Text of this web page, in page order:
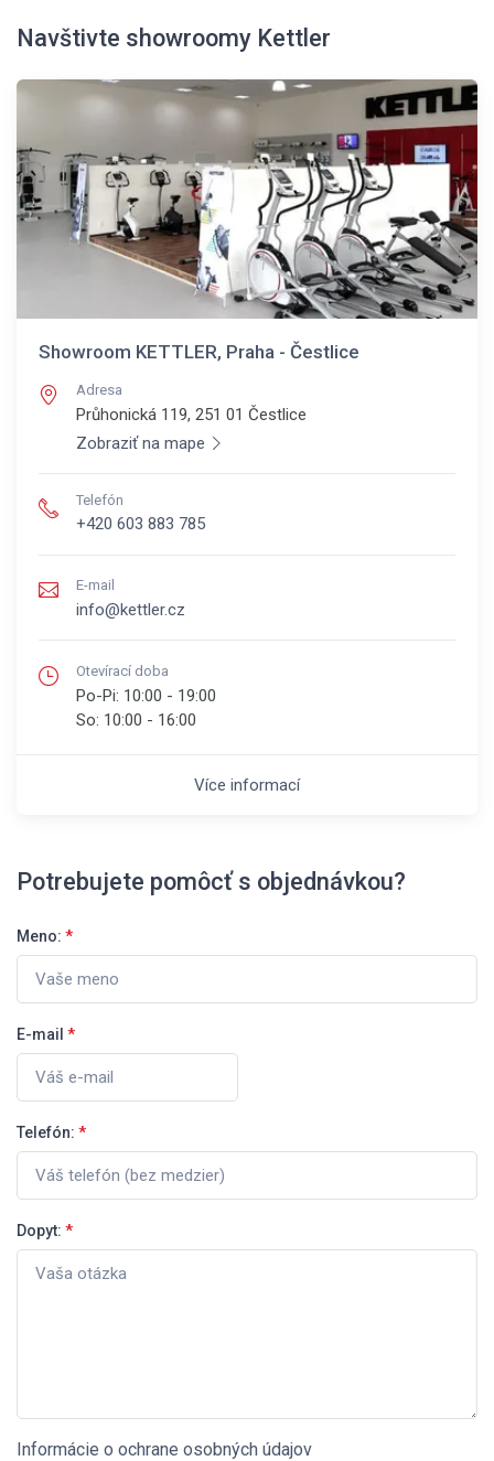
Navštivte showroomy Kettler
Showroom KETTLER, Praha - Čestlice
Adresa
Průhonická 119, 251 01 Čestlice
Zobraziť na mape
Telefón
+420 603 883 785
E-mail
info@kettler.cz
Otevírací doba
Po-Pi: 10:00 - 19:00
So: 10:00 - 16:00
Více informací
Potrebujete pomôcť s objednávkou?
Meno: *
E-mail *
Telefón: *
Dopyt: *
Informácie o ochrane osobných údajov